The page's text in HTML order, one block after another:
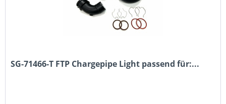
SG-71466-T FTP Chargepipe Light passend für:...